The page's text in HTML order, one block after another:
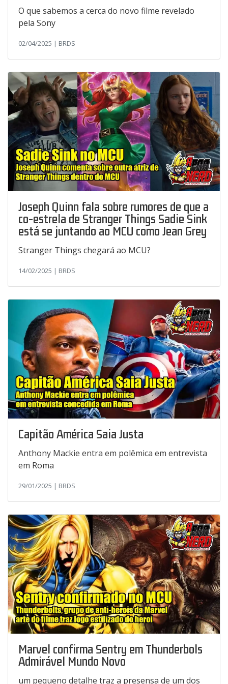
O que sabemos a cerca do novo filme revelado
pela Sony
02/04/2025 | BRDS
Joseph Quinn fala sobre rumores de que a
co-estrela de Stranger Things Sadie Sink
está se juntando ao MCU como Jean Grey
Stranger Things chegará ao MCU?
14/02/2025 | BRDS
Capitão América Saia Justa
Anthony Mackie entra em polêmica em entrevista
em Roma
29/01/2025 | BRDS
Marvel confirma Sentry em Thunderbols
Admirável Mundo Novo
um pequeno detalhe traz a presensa de um dos